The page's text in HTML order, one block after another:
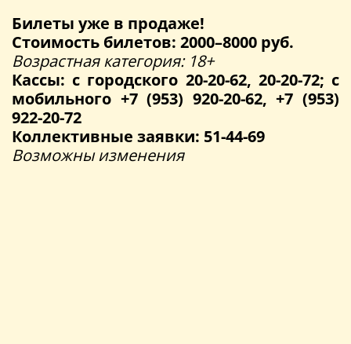
Билеты уже в продаже!
Стоимость билетов: 2000–8000 руб.
Возрастная категория: 18+
Кассы: с городского 20-20-62, 20-20-72; с
мобильного +7 (953) 920-20-62, +7 (953)
922-20-72
Коллективные заявки: 51-44-69
Возможны изменения